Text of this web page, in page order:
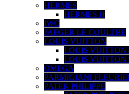
HERMES
HERMES H
IWC
JAEGER LE COULTRE
LOUIS VUITTON
LOUIS VUITTON
LOUIS VUITTON
OMEGA
PARMIGIANI
PATEK PHILIPPE